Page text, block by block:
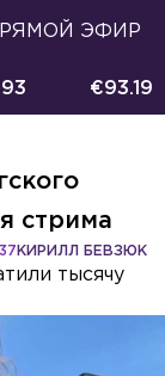
ЭФИР
€93.19
стрима
КИРИЛЛ БЕВЗЮК
тысячу